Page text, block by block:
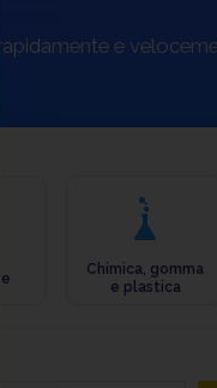
e
Chimica, gomma
e plastica